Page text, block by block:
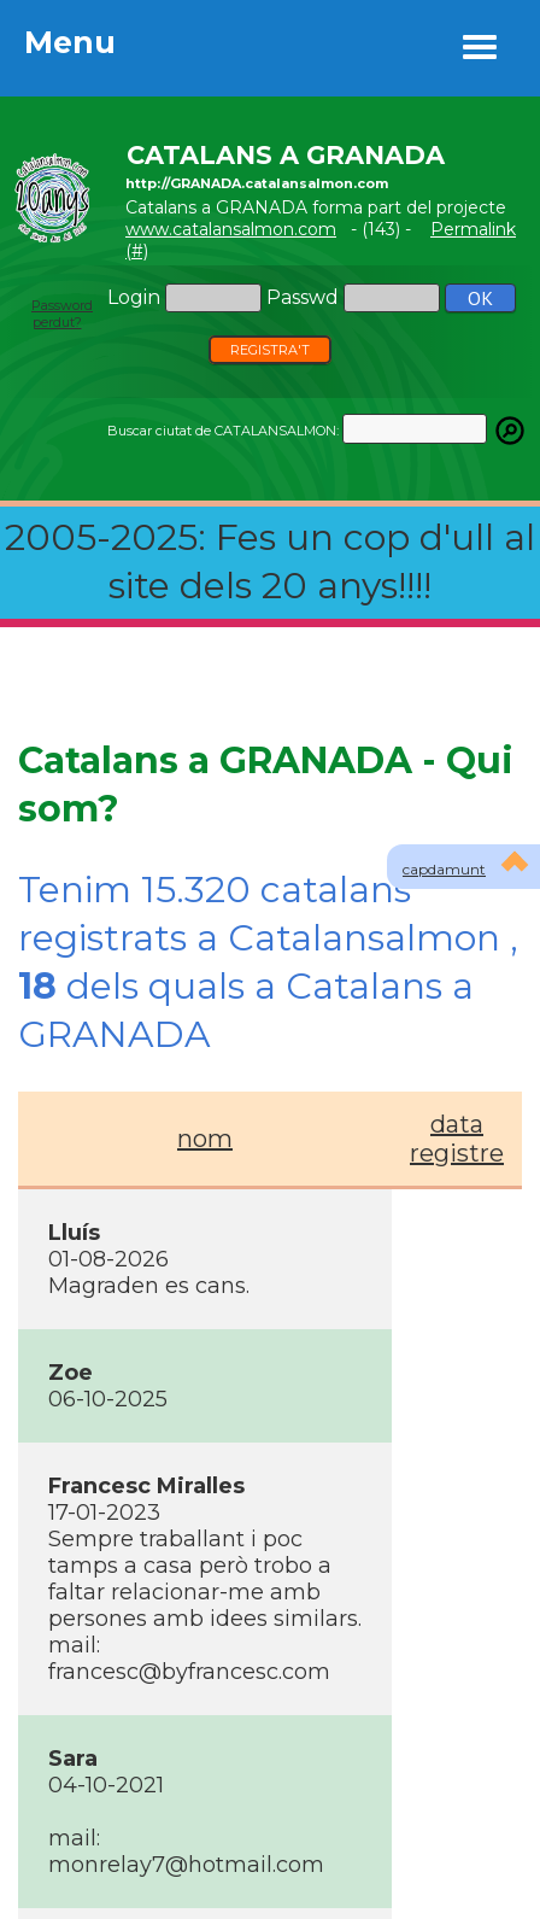
Menu
CATALANS A GRANADA
http://GRANADA.catalansalmon.com
Catalans a GRANADA forma part del projecte
www.catalansalmon.com - (143) -
Permalink
(#)
Login Passwd
Password
perdut?
REGISTRA'T
Buscar ciutat de CATALANSALMON:
2005-2025: Fes un cop d'ull al
site dels 20 anys!!!!
Menu
capdamunt
Catalans a GRANADA - Qui
som?
Tenim 15.320 catalans
registrats a Catalansalmon ,
18 dels quals a Catalans a
GRANADA
nom
data
registre
Lluís
01-08-2026
Magraden es cans.
Zoe
06-10-2025
Francesc Miralles
17-01-2023
Sempre traballant i poc
tamps a casa però trobo a
faltar relacionar-me amb
persones amb idees similars.
mail:
francesc@byfrancesc.com
Sara
04-10-2021
mail:
monrelay7@hotmail.com